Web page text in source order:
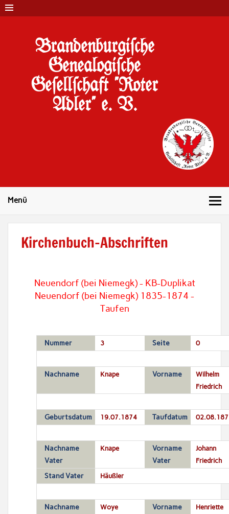
Brandenburgi#che
Genealogi#che
Ge#ell#chaft "Roter
Adler" e. V.
Menü
Kirchenbuch-Abschriften
Neuendorf (bei Niemegk) - KB-Duplikat
Neuendorf (bei Niemegk) 1835-1874 -
Taufen
Nummer 3 Seite 0
Nachname Knape Vorname
Wilhelm
Friedrich
Geburtsdatum 19.07.1874 Taufdatum
Nachname
Vater
Knape
Vorname
Vater
Johann
Friedrich
Stand Vater Häußler
Nachname
Woye
Vorname
Henriette